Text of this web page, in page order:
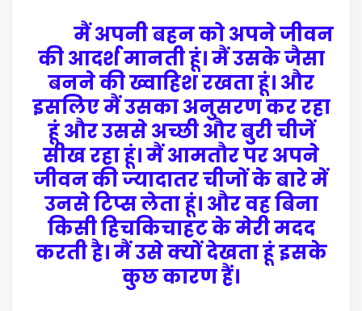
मैं अपनी बहन को अपने जीवन
की आदर्श मानती हूं। मैं उसके जैसा
बनने की ख्वाहिश रखता हूं। और
इसलिए मैं उसका अनुसरण कर रहा
हूं और उससे अच्छी और बुरी चीजें
सीख रहा हूं। मैं आमतौर पर अपने
जीवन की ज्यादातर चीजों के बारे में
उनसे टिप्स लेता हूं। और वह बिना
किसी हिचकिचाहट के मेरी मदद
करती है। मैं उसे क्यों देखता हूं इसके
कुछ कारण हैं।